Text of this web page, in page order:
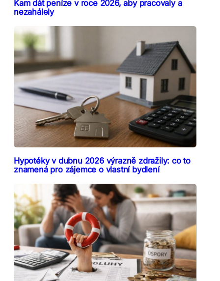
Kam dát peníze v roce 2026, aby pracovaly a
nezahálely
Hypotéky v dubnu 2026 výrazně zdražily: co to
znamená pro zájemce o vlastní bydlení